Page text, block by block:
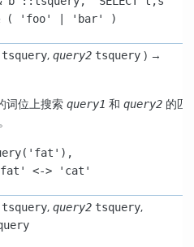
( 'foo' | 'bar' )
tsquery, query2 tsquery) →
词位上搜索 query1 和 query2的匹
<-> 'cat'
tsquery, query2 tsquery,